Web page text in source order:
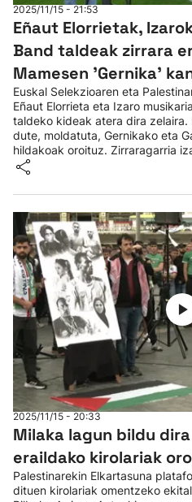
2025/11/15 - 21:53
Eñaut Elorrietak,
Band taldeak zirrara
Mamesen 'Gernika'
Euskal Selekzioaren eta
Eñaut Elorrieta eta Izaro
taldeko kideak atera dira zelaira.
dute, moldatuta, Gernikako eta
hildakoak oroituz. Zirraragarria
2025/11/15 - 20:33
Milaka lagun bildu dira
eraildako kirolariak
Palestinarekin Elkartasuna
dituen kirolariak omentzeko